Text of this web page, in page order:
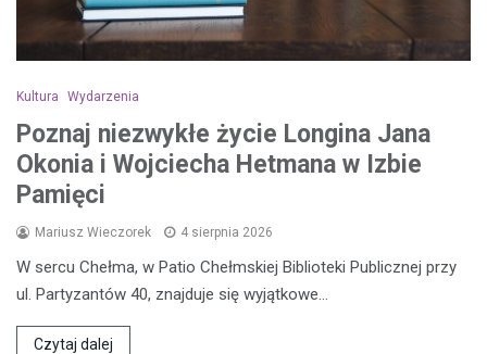
Kultura Wydarzenia
Poznaj niezwykłe życie Longina Jana
Okonia i Wojciecha Hetmana w Izbie
Pamięci
Mariusz Wieczorek 4 sierpnia 2026
W sercu Chełma, w Patio Chełmskiej Biblioteki Publicznej przy
ul. Partyzantów 40, znajduje się wyjątkowe…
Czytaj dalej